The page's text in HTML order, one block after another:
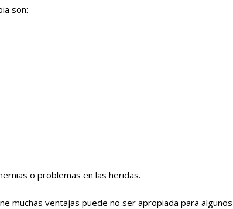
son:
o problemas en las heridas.
muchas ventajas puede no ser apropiada para